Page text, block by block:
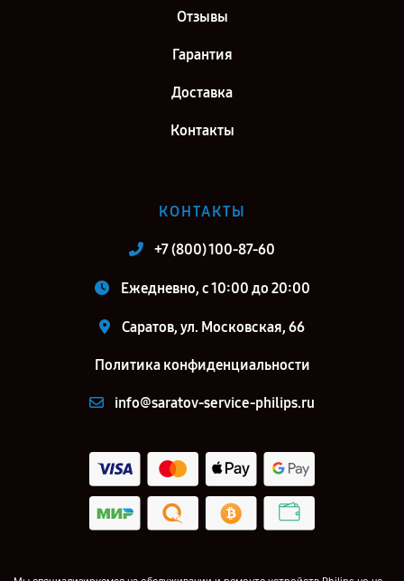
Отзывы
Гарантия
Доставка
Контакты
КОНТАКТЫ
+7 (800) 100-87-60
Ежедневно, с 10:00 до 20:00
Саратов, ул. Московская, 66
Политика конфиденциальности
info@saratov-service-philips.ru